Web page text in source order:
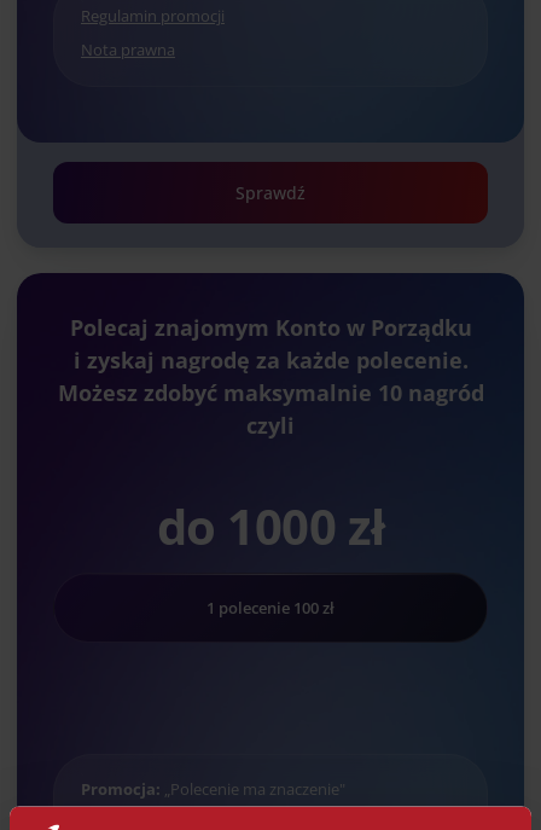
Regulamin promocji
Nota prawna
Sprawdź
Polecaj znajomym Konto w Porządku
i zyskaj nagrodę za każde polecenie.
Możesz zdobyć maksymalnie 10 nagród
czyli
do 1000 zł
1 polecenie 100 zł
Promocja: „Polecenie ma znaczenie"